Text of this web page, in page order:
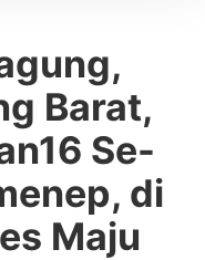
Barat,
Se-
di
Maju